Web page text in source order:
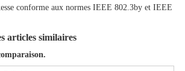
conforme aux normes IEEE 802.3by et IEEE
articles similaires
.